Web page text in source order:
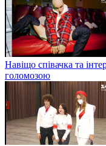
Навіщо співачка та
голомозою